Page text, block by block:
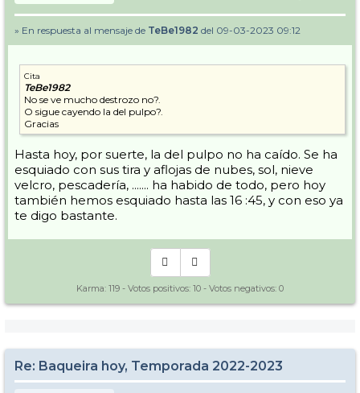
» En respuesta al mensaje de TeBe1982 del 09-03-2023 09:12
Cita
TeBe1982
No se ve mucho destrozo no?.
O sigue cayendo la del pulpo?.
Gracias
Hasta hoy, por suerte, la del pulpo no ha caído. Se ha
esquiado con sus tira y aflojas de nubes, sol, nieve
velcro, pescadería, ....... ha habido de todo, pero hoy
también hemos esquiado hasta las 16 :45, y con eso ya
te digo bastante.
Karma: 119 - Votos positivos: 10 - Votos negativos: 0
Re: Baqueira hoy, Temporada 2022-2023